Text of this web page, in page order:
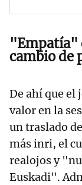
"Empatía"
cambio de
De ahí que el
valor en la
un traslado
más inri, el
realojos y
Euskadi".